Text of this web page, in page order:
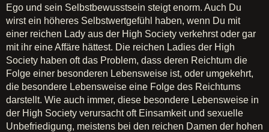
Ego und sein Selbstbewusstsein steigt enorm. Auch Du
wirst ein höheres Selbstwertgefühl haben, wenn Du mit
einer reichen Lady aus der High Society verkehrst oder gar
mit ihr eine Affäre hättest. Die reichen Ladies der High
Society haben oft das Problem, dass deren Reichtum die
Folge einer besonderen Lebensweise ist, oder umgekehrt,
die besondere Lebensweise eine Folge des Reichtums
darstellt. Wie auch immer, diese besondere Lebensweise in
der High Society verursacht oft Einsamkeit und sexuelle
Unbefriedigung, meistens bei den reichen Damen der hohen